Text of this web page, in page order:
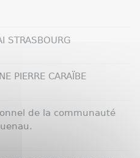
STRASBOURG
PIERRE CARAÏBE
de la communauté